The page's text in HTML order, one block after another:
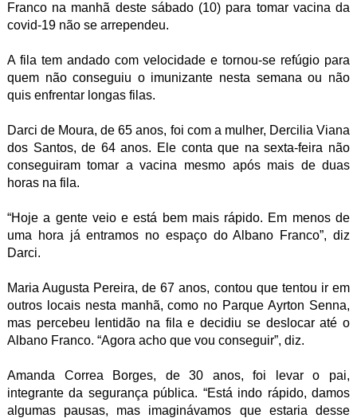
Franco na manhã deste sábado (10) para tomar vacina da
covid-19 não se arrependeu.
A fila tem andado com velocidade e tornou-se refúgio para
quem não conseguiu o imunizante nesta semana ou não
quis enfrentar longas filas.
Darci de Moura, de 65 anos, foi com a mulher, Dercilia Viana
dos Santos, de 64 anos. Ele conta que na sexta-feira não
conseguiram tomar a vacina mesmo após mais de duas
horas na fila.
“Hoje a gente veio e está bem mais rápido. Em menos de
uma hora já entramos no espaço do Albano Franco”, diz
Darci.
Maria Augusta Pereira, de 67 anos, contou que tentou ir em
outros locais nesta manhã, como no Parque Ayrton Senna,
mas percebeu lentidão na fila e decidiu se deslocar até o
Albano Franco. “Agora acho que vou conseguir”, diz.
Amanda Correa Borges, de 30 anos, foi levar o pai,
integrante da segurança pública. “Está indo rápido, damos
algumas pausas, mas imaginávamos que estaria desse